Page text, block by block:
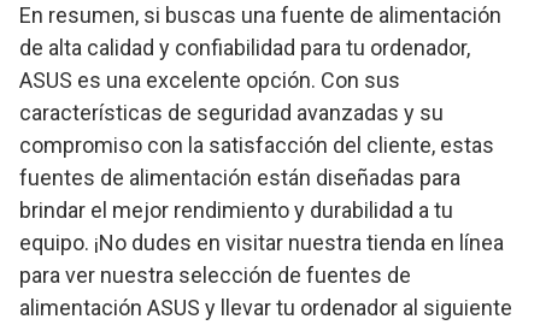
En resumen, si buscas una fuente de alimentación
de alta calidad y confiabilidad para tu ordenador,
ASUS es una excelente opción. Con sus
características de seguridad avanzadas y su
compromiso con la satisfacción del cliente, estas
fuentes de alimentación están diseñadas para
brindar el mejor rendimiento y durabilidad a tu
equipo. ¡No dudes en visitar nuestra tienda en línea
para ver nuestra selección de fuentes de
alimentación ASUS y llevar tu ordenador al siguiente